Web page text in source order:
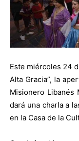
Este miércoles 24
Alta Gracia”, la
Misionero Libanés
dará una charla a
en la Casa de la